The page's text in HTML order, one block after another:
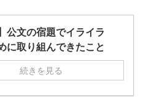
公文の宿題でイライラ
に取り組んできたこと
続きを見る